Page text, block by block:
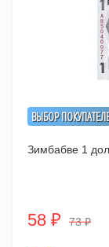
ВЫБОР
Зимбабве 1
58 ₽ 73₽